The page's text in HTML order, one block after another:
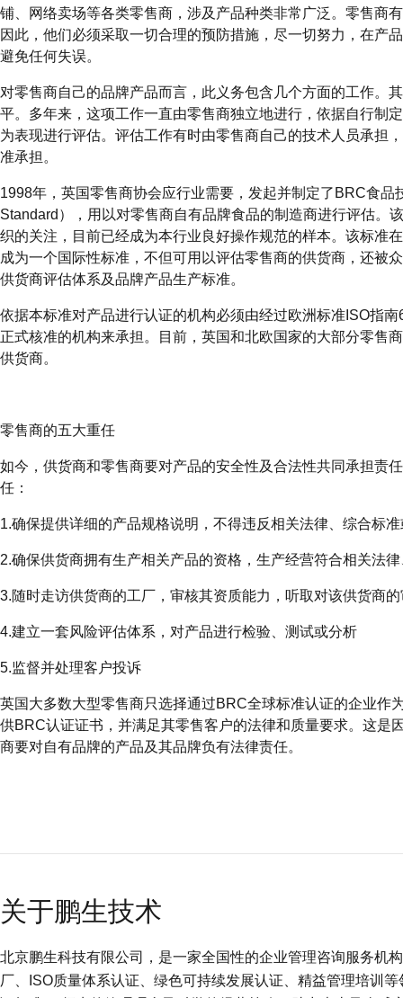
铺、网络卖场等各类零售商，涉及产品种类非常广泛。零售商
因此，他们必须采取一切合理的预防措施，尽一切努力，在产
避免任何失误。
对零售商自己的品牌产品而言，此义务包含几个方面的工作。
平。多年来，这项工作一直由零售商独立地进行，依据自行制
为表现进行评估。评估工作有时由零售商自己的技术人员承担
准承担。
1998年，英国零售商协会应行业需要，发起并制定了BRC食品
Standard），用以对零售商自有品牌食品的制造商进行评估。
织的关注，目前已经成为本行业良好操作规范的样本。该标准
成为一个国际性标准，不但可用以评估零售商的供货商，还被
供货商评估体系及品牌产品生产标准。
依据本标准对产品进行认证的机构必须由经过欧洲标准ISO指
正式核准的机构来承担。目前，英国和北欧国家的大部分零售
供货商。
零售商的五大重任
如今，供货商和零售商要对产品的安全性及合法性共同承担责
任：
1.确保提供详细的产品规格说明，不得违反相关法律、综合标
2.确保供货商拥有生产相关产品的资格，生产经营符合相关法
3.随时走访供货商的工厂，审核其资质能力，听取对该供货商
4.建立一套风险评估体系，对产品进行检验、测试或分析
5.监督并处理客户投诉
英国大多数大型零售商只选择通过BRC全球标准认证的企业作
供BRC认证证书，并满足其零售客户的法律和质量要求。这是
商要对自有品牌的产品及其品牌负有法律责任。
关于鹏生技术
北京鹏生科技有限公司，是一家全国性的企业管理咨询服务机
厂、ISO质量体系认证、绿色可持续发展认证、精益管理培训